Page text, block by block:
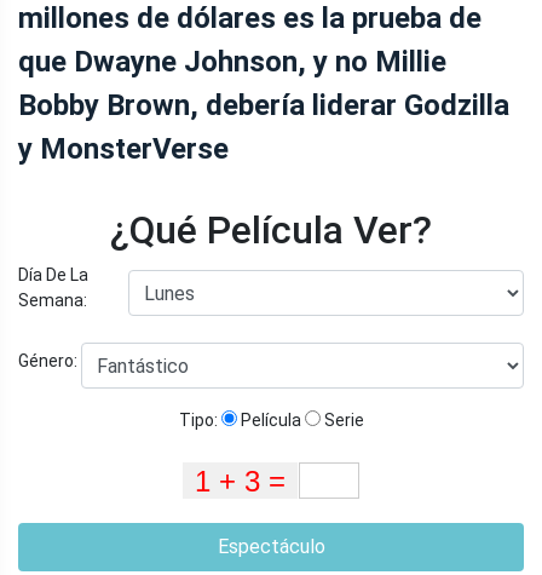
millones de dólares es la prueba de
que Dwayne Johnson, y no Millie
Bobby Brown, debería liderar Godzilla
y MonsterVerse
¿Qué Película Ver?
Día De La
Semana:
Género:
Tipo: Película Serie
Espectáculo